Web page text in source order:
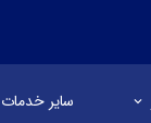
سایر خدمات